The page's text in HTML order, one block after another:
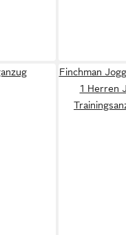
Finchman
1 Herren